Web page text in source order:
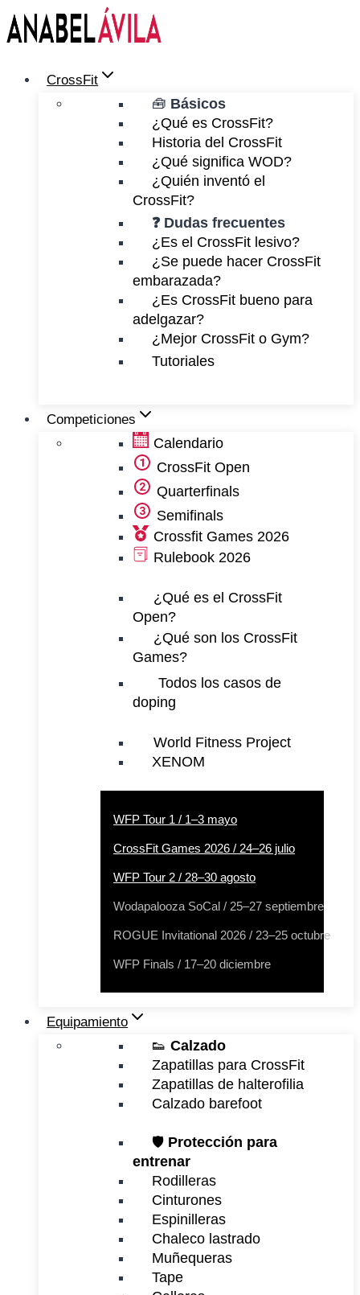
Saltar
al
CrossFit
🧰 Básicos
¿Qué es CrossFit?
Historia del CrossFit
¿Qué significa WOD?
¿Quién inventó el
CrossFit?
❓ Dudas frecuentes
¿Es el CrossFit lesivo?
¿Se puede hacer CrossFit
embarazada?
¿Es CrossFit bueno para
adelgazar?
¿Mejor CrossFit o Gym?
Tutoriales
Competiciones
Calendario
CrossFit Open
Quarterfinals
Semifinals
Crossfit Games 2026
Rulebook 2026
¿Qué es el CrossFit
Open?
¿Qué son los CrossFit
Games?
Todos los casos de
doping
World Fitness Project
XENOM
WFP Tour 1 / 1–3 mayo
CrossFit Games 2026 / 24–26 julio
WFP Tour 2 / 28–30 agosto
Wodapalooza SoCal / 25–27 septiembre
ROGUE Invitational 2026 / 23–25 octubre
WFP Finals / 17–20 diciembre
Equipamiento
👟 Calzado
Zapatillas para CrossFit
Zapatillas de halterofilia
Calzado barefoot
🛡️ Protección para
entrenar
Rodilleras
Cinturones
Espinilleras
Chaleco lastrado
Muñequeras
Tape